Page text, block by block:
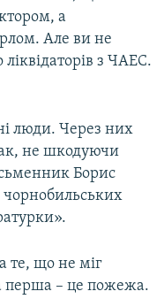
а
Але ви не
ліквідаторів з ЧАЕС.
люди. Через них
не шкодуючи
Борис
чорнобильських
те, що не міг
перша – це пожежа.